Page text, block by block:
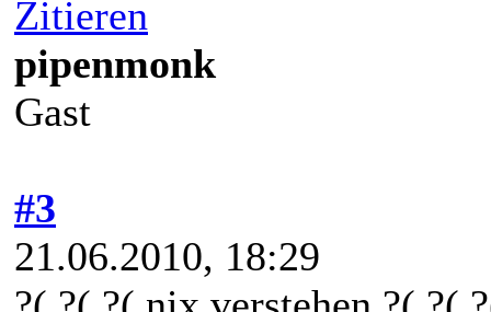
Zitieren
pipenmonk
Gast
#3
21.06.2010, 18:29